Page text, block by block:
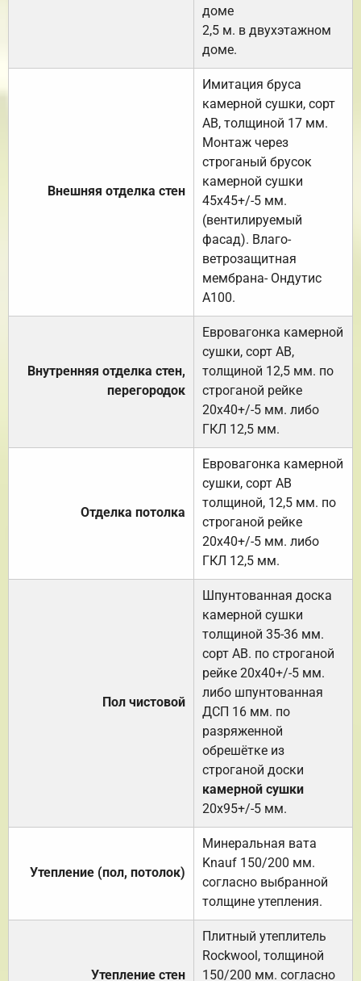
доме
2,5 м. в двухэтажном
доме.
Внешняя отделка стен
Имитация бруса
камерной сушки, сорт
АВ, толщиной 17 мм.
Монтаж через
строганый брусок
камерной сушки
45х45+/-5 мм.
(вентилируемый
фасад). Влаго-
ветрозащитная
мембрана- Ондутис
А100.
Внутренняя отделка стен,
перегородок
Евровагонка камерной
сушки, сорт АВ,
толщиной 12,5 мм. по
строганой рейке
20х40+/-5 мм. либо
ГКЛ 12,5 мм.
Отделка потолка
Евровагонка камерной
сушки, сорт АВ
толщиной, 12,5 мм. по
строганой рейке
20х40+/-5 мм. либо
ГКЛ 12,5 мм.
Пол чистовой
Шпунтованная доска
камерной сушки
толщиной 35-36 мм.
сорт АВ. по строганой
рейке 20х40+/-5 мм.
либо шпунтованная
ДСП 16 мм. по
разряженной
обрешётке из
строганой доски
камерной сушки
20х95+/-5 мм.
Утепление (пол, потолок)
Минеральная вата
Knauf 150/200 мм.
согласно выбранной
толщине утепления.
Утепление стен
Плитный утеплитель
Rockwool, толщиной
150/200 мм. согласно